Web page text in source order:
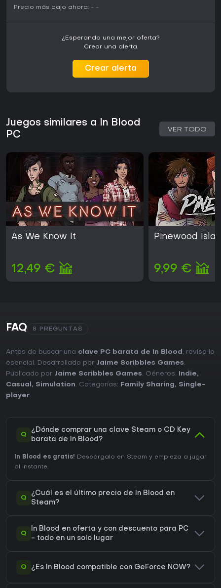
Precio más bajo ahora: - -
¿Esperando una mejor oferta?
Crear una alerta.
Crear alerta
Juegos similares a In Blood
PC
VER TODO
As We Know It
12,49 €
Pinewood
9,99 €
FAQ 8 PREGUNTAS
Antes de buscar una clave PC barata de In Blood , revisa lo
esencial. Desarrollado por Jaime Scribbles Games.
Publicado por Jaime Scribbles Games. Géneros: Indie,
Casual , Simulation. Categorías: Family Sharing, Single-
player.
Q
¿Dónde comprar una clave Steam o CD Key
barata de In Blood?
In Blood es gratis! Descárgalo en Steam y empieza a jugar
al instante.
Q
¿Cuál es el último precio de In Blood en
Steam?
Q
In Blood en oferta y con descuento para PC
- todo en un solo lugar
Q ¿Es In Blood compatible con GeForce NOW?